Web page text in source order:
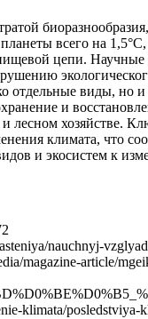
всего на
цепи.
отдельные виды, но
и
хозяйстве.
климата, что
и экосистем к
nauchnyj-
article/
klimata/